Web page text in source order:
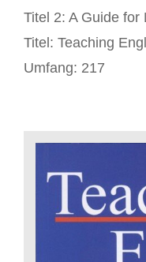
Titel 2: A Guide for
Titel: Teaching
Umfang: 217